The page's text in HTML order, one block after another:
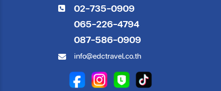
02-735-0909
065-226-4794
087-586-0909
info@edctravel.co.th